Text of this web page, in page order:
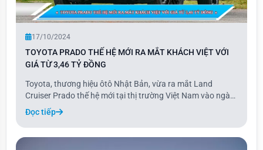
17/10/2024
TOYOTA PRADO THẾ HỆ MỚI RA MẮT KHÁCH VIỆT VỚI
GIÁ TỪ 3,46 TỶ ĐỒNG
Toyota, thương hiệu ôtô Nhật Bản, vừa ra mắt Land
Cruiser Prado thế hệ mới tại thị trường Việt Nam vào ngày
16/10. Với thiết kế vuông vức, mạnh mẽ cùng nhiều tính
năng hiện đại, Prado 2024 được trang bị động cơ xăng
2.4L và có hai phiên bản, giá bán cao n
Đọc tiếp